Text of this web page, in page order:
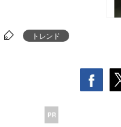
トレンド
PR